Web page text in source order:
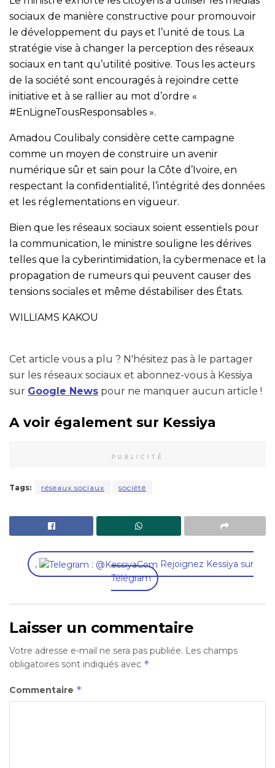
sociaux de manière constructive pour promouvoir
le développement du pays et l’unité de tous. La
stratégie vise à changer la perception des réseaux
sociaux en tant qu’utilité positive. Tous les acteurs
de la société sont encouragés à rejoindre cette
initiative et à se rallier au mot d’ordre «
#EnLigneTousResponsables ».
Amadou Coulibaly considère cette campagne
comme un moyen de construire un avenir
numérique sûr et sain pour la Côte d’Ivoire, en
respectant la confidentialité, l’intégrité des données
et les réglementations en vigueur.
Bien que les réseaux sociaux soient essentiels pour
la communication, le ministre souligne les dérives
telles que la cyberintimidation, la cybermenace et la
propagation de rumeurs qui peuvent causer des
tensions sociales et même déstabiliser des États.
WILLIAMS KAKOU
Cet article vous a plu ? N'hésitez pas à le partager
sur les réseaux sociaux et abonnez-vous à Kessiya
sur Google News pour ne manquer aucun article !
A voir également sur Kessiya
PUBLICITÉ
Tags: réseaux sociaux société
,
Rejoignez Kessiya sur
Télégram
Laisser un commentaire
Votre adresse e-mail ne sera pas publiée. Les champs
obligatoires sont indiqués avec *
Commentaire *